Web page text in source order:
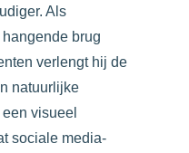
Als
brug
verlengt hij de
natuurlijke
visueel
sociale media-